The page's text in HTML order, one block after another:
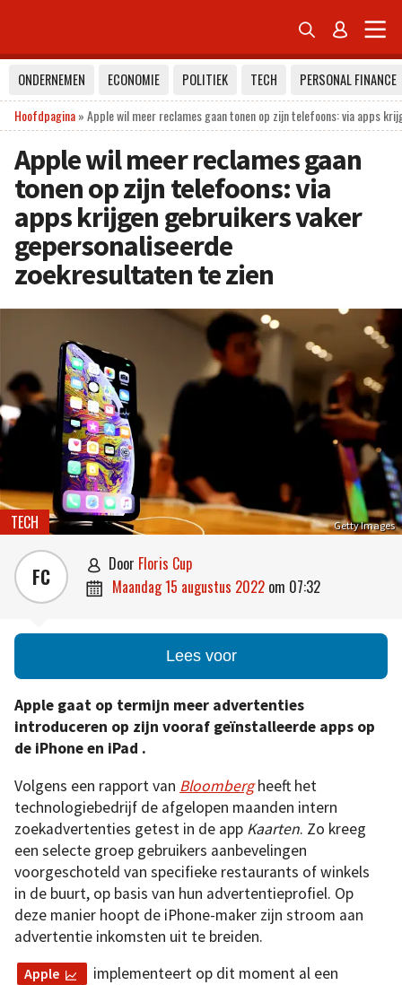
 
ONDERNEMEN ECONOMIE POLITIEK TECH
PERSONAL FINANCE
Hoofdpagina»Apple wil meer reclames gaan tonen op zijn telefoons: via apps
Apple wil meer reclames gaan
tonen op zijn telefoons: via
apps krijgen gebruikers vaker
gepersonaliseerde
zoekresultaten te zien
Getty Images
TECH
FC  door Floris Cup
 maandag 15 augustus 2022 om 07:32
Lees voor
Apple gaat op termijn meer advertenties
introduceren op zijn vooraf geïnstalleerde apps op
de iPhone en iPad .
Volgens een rapport van Bloomberg heeft het
technologiebedrijf de afgelopen maanden intern
zoekadvertenties getest in de app Kaarten. Zo kreeg
een selecte groep gebruikers aanbevelingen
voorgeschoteld van specifieke restaurants of winkels
in de buurt, op basis van hun advertentieprofiel. Op
deze manier hoopt de iPhone-maker zijn stroom aan
advertentie inkomsten uit te breiden.
Apple
implementeert op dit moment al een